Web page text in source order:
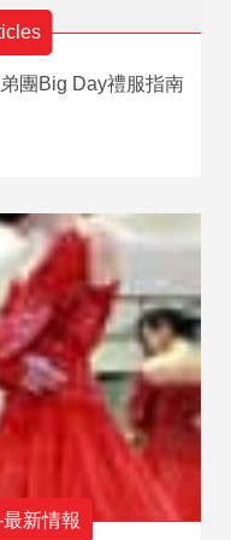
團Big Day禮服指南
新情報